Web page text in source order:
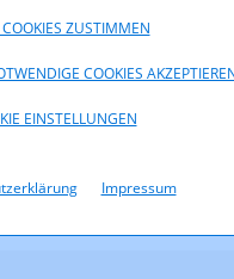
ZUSTIMMEN
COOKIES
EINSTELLUNGEN
Impressum